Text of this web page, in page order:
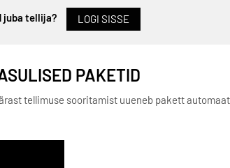
juba tellija?
LOGI SISSE
PAKETID
tellimuse sooritamist uueneb pakett